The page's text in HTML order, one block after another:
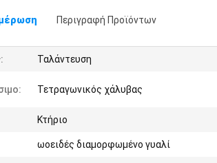
Περιγραφή Προϊόντων
Ταλάντευση
Τετραγωνικός χάλυβας
Κτήριο
ωοειδές διαμορφωμένο γυαλί